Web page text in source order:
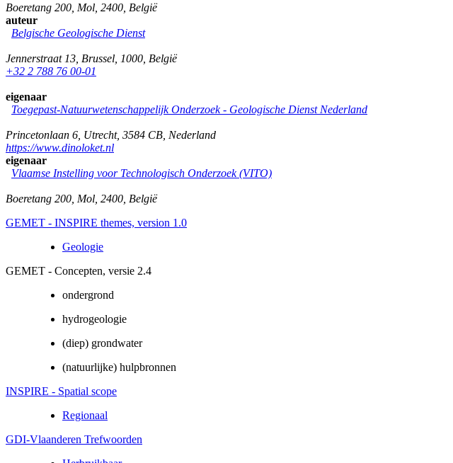
Boeretang 200 Mol 2400 België
auteur
Belgische Geologische Dienst
Jennerstraat 13 Brussel 1000 België
+32 2 788 76 00-01
eigenaar
Toegepast-Natuurwetenschappelijk Onderzoek - Geologische Dienst Nederland
Princetonlaan 6 Utrecht, 3584 CB Nederland
https://www.dinoloket.nl
eigenaar
Vlaamse Instelling voor Technologisch Onderzoek (VITO)
Boeretang 200 Mol 2400 België
GEMET - INSPIRE themes, version 1.0
Geologie
GEMET - Concepten, versie 2.4
ondergrond
hydrogeologie
(diep) grondwater
(natuurlijke) hulpbronnen
INSPIRE - Spatial scope
Regionaal
GDI-Vlaanderen Trefwoorden